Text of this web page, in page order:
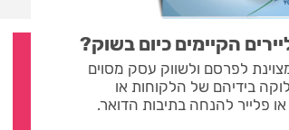
הקיימים כיום בשוק?
לפרסם ולשווק עסק מסוים
בידיהם של הלקוחות או
פלייר להנחה בתיבות הדואר.